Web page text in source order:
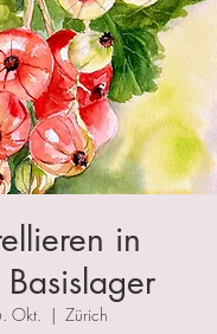
in
Okt.
  |
Zürich